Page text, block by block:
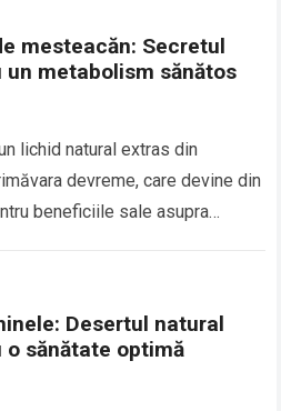
mesteacăn: Secretul
un metabolism sănătos
lichid natural extras din
devreme, care devine din
beneficiile sale asupra
Desertul natural
o sănătate optimă